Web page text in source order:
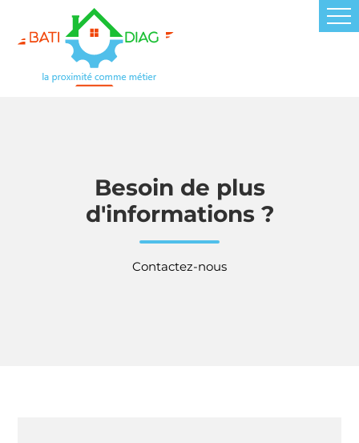
Besoin de plus
d'informations ?
Contactez-nous